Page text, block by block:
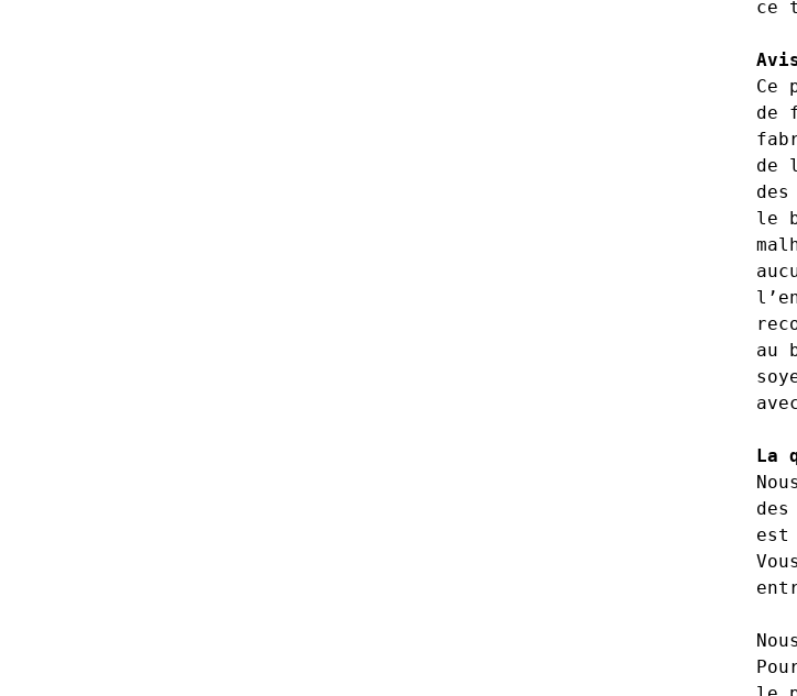
ce
Ce
de
de
le
au
La
est